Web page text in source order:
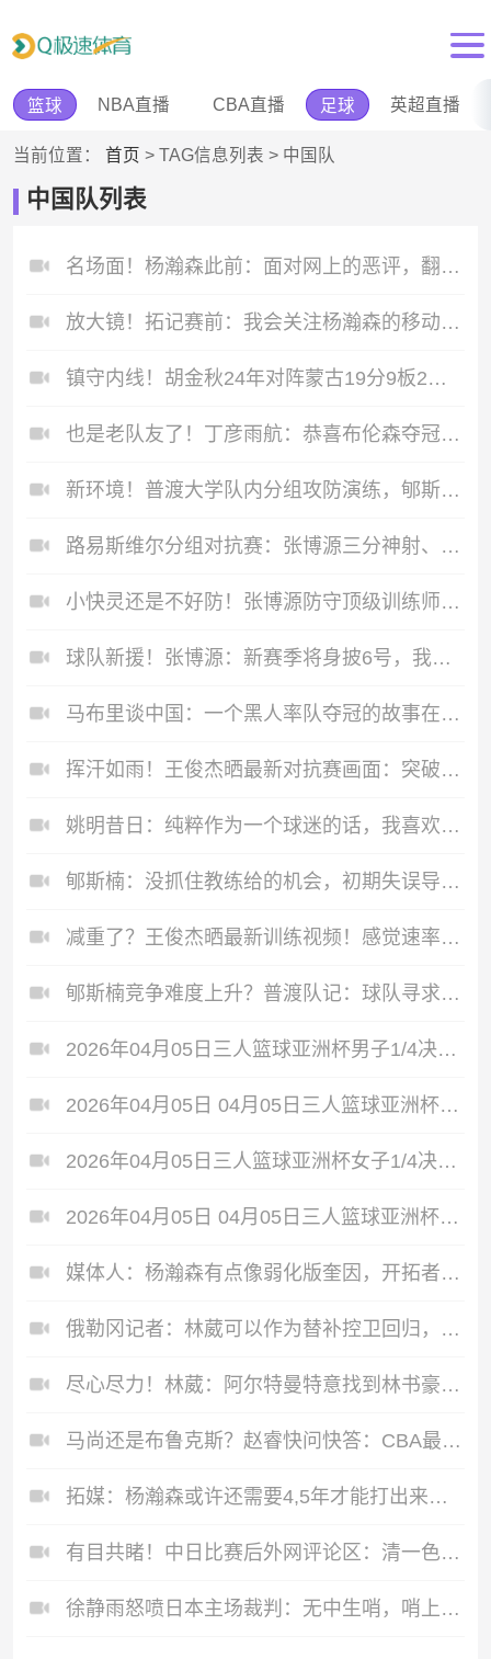
篮球 NBA直播 CBA直播 足球 英超直播
当前位置： 首页 > TAG信息列表 > 中国队
中国队列表
名场面！杨瀚森此前：面对网上的恶评，翻译让我凌晨一点去训练！
放大镜！拓记赛前：我会关注杨瀚森的移动和防守站位是否进步！
镇守内线！胡金秋24年对阵蒙古19分9板2助1帽！
也是老队友了！丁彦雨航：恭喜布伦森夺冠，英语只会这么多了！
新环境！普渡大学队内分组攻防演练，郇斯楠积极掩护！
路易斯维尔分组对抗赛：张博源三分神射、防守端送出大帽火锅！
小快灵还是不好防！张博源防守顶级训练师片段！
球队新援！张博源：新赛季将身披6号，我们能夺冠！
马布里谈中国：一个黑人率队夺冠的故事在那流传了下去！
挥汗如雨！王俊杰晒最新对抗赛画面：突破暴扣+干拔三分！
姚明昔日：纯粹作为一个球迷的话，我喜欢看科比打球！
郇斯楠：没抓住教练给的机会，初期失误导致被DNP！
减重了？王俊杰晒最新训练视频！感觉速率变快了！
郇斯楠竞争难度上升？普渡队记：球队寻求在前场位置的补强！
2026年04月05日三人篮球亚洲杯男子1/4决赛 中国三人篮球队 - 卡塔尔三人篮球队 全场录像
2026年04月05日 04月05日三人篮球亚洲杯男子1/4决赛 中国三人篮球队20-17卡塔尔三人篮球队 全场集锦
2026年04月05日三人篮球亚洲杯女子1/4决赛 中国三人篮球队 - 新加坡三人篮球队 全场录像
2026年04月05日 04月05日三人篮球亚洲杯女子1/4决赛 中国三人篮球队 16 - 12 新加坡三人篮球队 集锦
媒体人：杨瀚森有点像弱化版奎因，开拓者宁愿打五小也不敢用他！
俄勒冈记者：林葳可以作为替补控卫回归，但他不是首发！
尽心尽力！林葳：阿尔特曼特意找到林书豪给我建议，帮助我融入！
马尚还是布鲁克斯？赵睿快问快答：CBA最强小外援2选1！
拓媒：杨瀚森或许还需要4,5年才能打出来，能否打出来也存疑！
有目共睹！中日比赛后外网评论区：清一色吐槽裁判！
徐静雨怒喷日本主场裁判：无中生哨，哨上加哨，心比哨子更黑！